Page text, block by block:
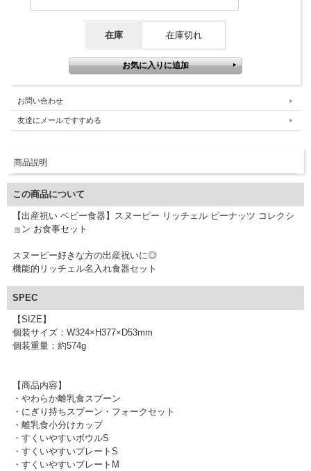
在庫 在庫切れ
お問い合わせ
友達にメールですすめる
商品説明
この商品について
【出産祝い ベビー食器】スヌーピー リッチェル ピーナッツ コレクシ
ョン お食事セット
スヌーピー好きな方の出産祝いに◎
機能的リッチェル名入れ食器セット
SPEC
【SIZE】
個装サイズ：W324×H377×D53mm
個装重量：約574g
【商品内容】
・やわらか離乳食スプーン
・にぎり持ちスプーン・フォークセット
・離乳食小分けカップ
・すくいやすいボウルS
・すくいやすいプレートS
・すくいやすいプレートM